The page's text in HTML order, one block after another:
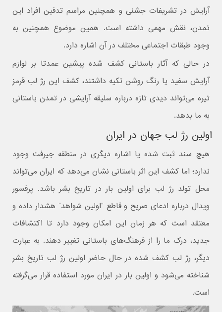
آرایش در تشریفات جشنی و همچنین مراسم تدفین افراد این
تمدن، نقش مهمی داشته است. همین موضوع همچنین به
وجود طبقات اجتماعی مختلف در آن اشاره دارد.
در حالی که آثار باستانی کشف شده پیشین عمدتا بر لوازم
آرایش سفید یا رنگ روشن تکیه داشتند، کشف این رژ لب قرمز
تیره می‌تواند دیدی تازه درباره سلیقه آرایشی در تمدن باستانی
به ما بدهد.
اولین رژ لب جهان در ایران
هیچ سند ثبت شده یا اشاره دیگری در منطقه جیرفت وجود
ندارد؛ اما کشف این اثر باستانی نشان می‌دهد که ایران می‌تواند
محل تولد رژ لب برای اولین بار در تاریخ بشر باشد. پرفسور
ویدال درباره ادعای صریح و قاطع “اولین شواهد” هشدار داده و
معتقد است که هر زمان این امکان وجود دارد تا اکتشافات
جدید، درک ما را از فرهنگ‌های باستانی تغییر دهند. به عبارت
دیگر، رژ لب کشف شده در حال حاضر اولین رژ لب تاریخ بشر
شناخته می‌شود و اولین بار در ایران مورد استفاده قرار می‌گرفته
است.